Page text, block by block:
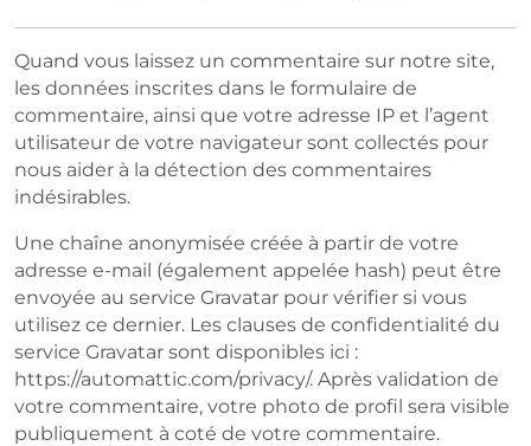
Quand vous laissez un commentaire sur notre site,
les données inscrites dans le formulaire de
commentaire, ainsi que votre adresse IP et l’agent
utilisateur de votre navigateur sont collectés pour
nous aider à la détection des commentaires
indésirables.
Une chaîne anonymisée créée à partir de votre
adresse e-mail (également appelée hash) peut être
envoyée au service Gravatar pour vérifier si vous
utilisez ce dernier. Les clauses de confidentialité du
service Gravatar sont disponibles ici :
https://automattic.com/privacy/. Après validation de
votre commentaire, votre photo de profil sera visible
publiquement à coté de votre commentaire.